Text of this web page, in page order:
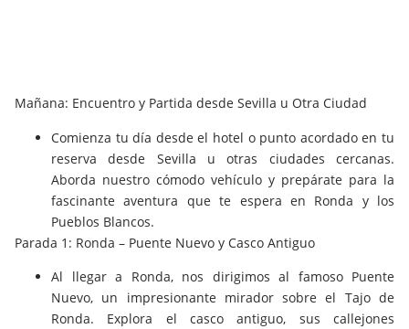
Mañana: Encuentro y Partida desde Sevilla u Otra Ciudad
Comienza tu día desde el hotel o punto acordado en tu
reserva desde Sevilla u otras ciudades cercanas.
Aborda nuestro cómodo vehículo y prepárate para la
fascinante aventura que te espera en Ronda y los
Pueblos Blancos.
Parada 1: Ronda – Puente Nuevo y Casco Antiguo
Al llegar a Ronda, nos dirigimos al famoso Puente
Nuevo, un impresionante mirador sobre el Tajo de
Ronda. Explora el casco antiguo, sus callejones